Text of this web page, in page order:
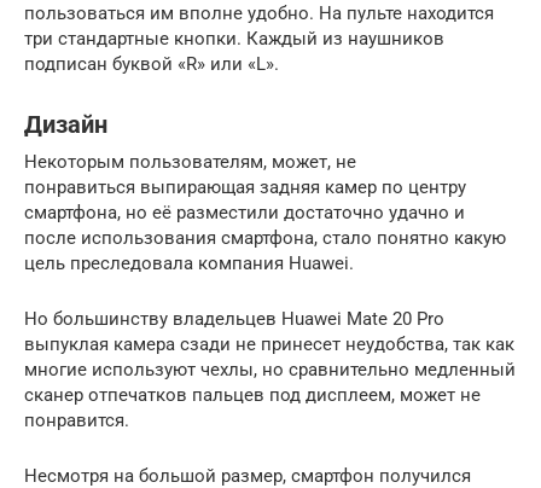
пользоваться им вполне удобно. На пульте находится
три стандартные кнопки. Каждый из наушников
подписан буквой «R» или «L».
Дизайн
Некоторым пользователям, может, не
понравиться выпирающая задняя камер по центру
смартфона, но её разместили достаточно удачно и
после использования смартфона, стало понятно какую
цель преследовала компания Huawei.
Но большинству владельцев Huawei Mate 20 Pro
выпуклая камера сзади не принесет неудобства, так как
многие используют чехлы, но сравнительно медленный
сканер отпечатков пальцев под дисплеем, может не
понравится.
Несмотря на большой размер, смартфон получился